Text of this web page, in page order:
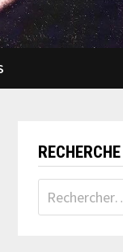
RECHERCHE
Rechercher :